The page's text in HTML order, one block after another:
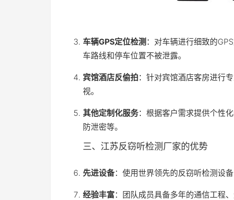
车辆GPS定位检测 ：对车辆进行细致的
车路线和停车位置不被泄露。
宾馆酒店反偷拍：针对宾馆酒店客房进行
视。
其他定制化服务：根据客户需求提供个性
防泄密等。
三、江苏反窃听检测厂家的优势
先进设备：使用世界领先的反窃听检测设
经验丰富：团队成员具备多年的通信工程